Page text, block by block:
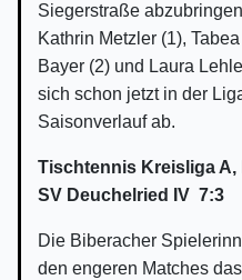
Siegerstraße
Kathrin Metzler (1),
Bayer (2) und Laura
sich schon jetzt in der
Saisonverlauf ab.
Tischtennis Kreisliga A,
SV Deuchelried IV 7:3
Die Biberacher
den engeren Matches